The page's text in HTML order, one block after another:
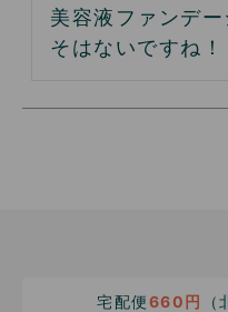
美容液ファンデ
そはないですね！
宅配便660円